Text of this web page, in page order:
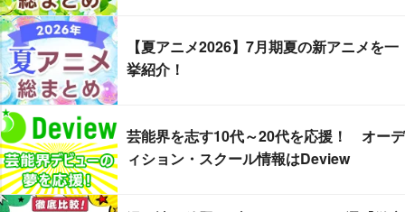
【夏アニメ2026】7月期夏の新アニメを一
挙紹介！
芸能界を志す10代～20代を応援！ オーデ
ィション・スクール情報はDeview